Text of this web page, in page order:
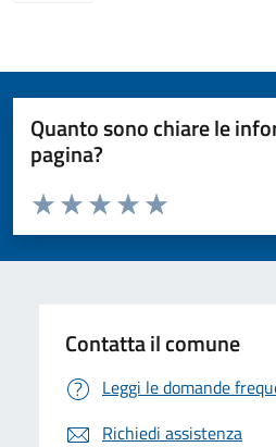
Quanto sono chiare le
pagina?
Valuta da 1 a 5 stelle la pagina
Valuta 5 stelle su
Valuta 4 stelle su 5
Valuta 3 stelle su 5
Valuta 2 stelle su 5
Valuta 1 stelle su 5
Contatta il comune
Leggi le domande
Richiedi assistenza